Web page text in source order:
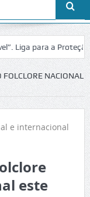
para a Proteção da
Castelo de Cerveira
NACIONAL
este